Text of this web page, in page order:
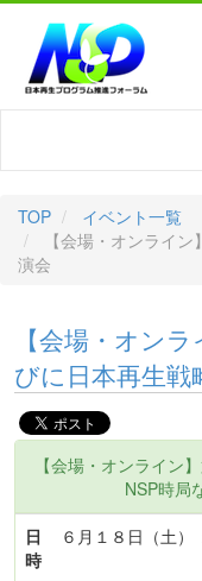
TOP
イベント一覧
【会場・オンライ
演会
【会場・オン
びに日本再生戦
【会場・オンライン
NSP時局
日
時
６月１８日（土）